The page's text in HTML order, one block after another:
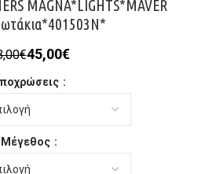
MAGNA*LIGHTS*MAVER
€Original
was:
53,00€.
45,00€Η
Μέγεθος